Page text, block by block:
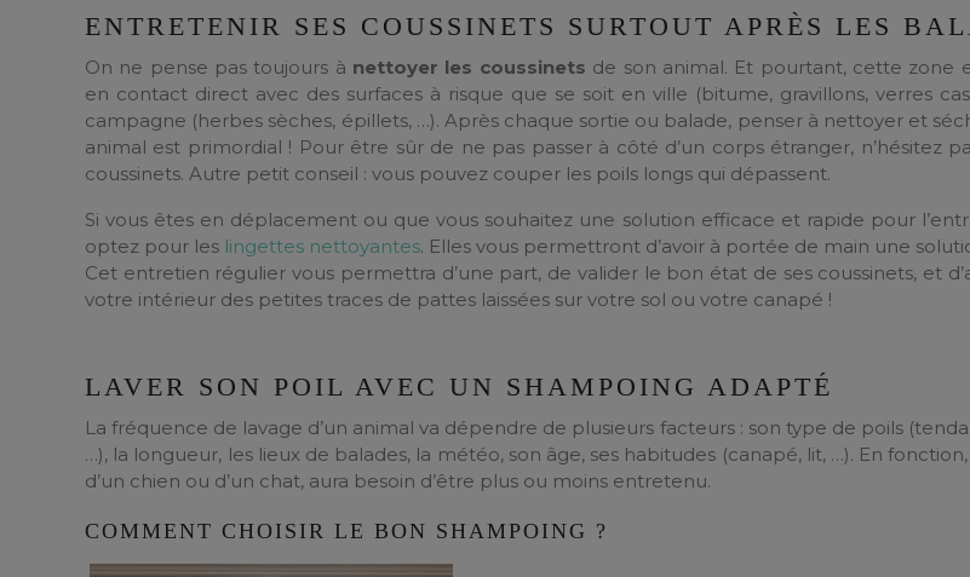
ENTRETENIR SES COUSSINETS SURTOUT APRÈS LES
On ne pense pas toujours à nettoyer les coussinets de son animal. Et pourtant, cette zone
en contact direct avec des surfaces à risque que se soit en ville (bitume, gravillons, verres
campagne (herbes sèches, épillets, …). Après chaque sortie ou balade, penser à nettoyer et
animal est primordial ! Pour être sûr de ne pas passer à côté d’un corps étranger, n’hésitez
coussinets. Autre petit conseil : vous pouvez couper les poils longs qui dépassent.
Si vous êtes en déplacement ou que vous souhaitez une solution efficace et rapide pour
optez pour les lingettes nettoyantes. Elles vous permettront d’avoir à portée de main une
Cet entretien régulier vous permettra d’une part, de valider le bon état de ses coussinets, et
votre intérieur des petites traces de pattes laissées sur votre sol ou votre canapé !
LAVER SON POIL AVEC UN SHAMPOING ADAPTÉ
La fréquence de lavage d’un animal va dépendre de plusieurs facteurs : son type de poils
…), la longueur, les lieux de balades, la météo, son âge, ses habitudes (canapé, lit, …). En fonction,
d’un chien ou d’un chat, aura besoin d’être plus ou moins entretenu.
COMMENT CHOISIR LE BON SHAMPOING ?